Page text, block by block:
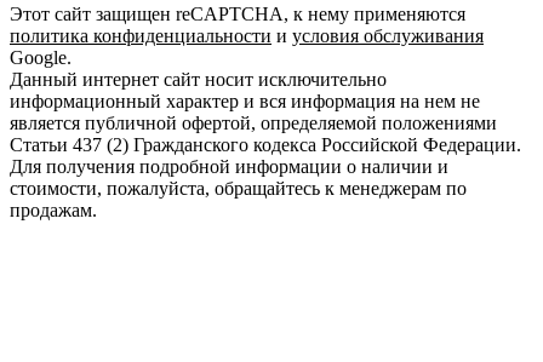
Этот сайт защищен reCAPTCHA, к нему применяются
политика конфиденциальности и условия обслуживания
Google.
Данный интернет сайт носит исключительно
информационный характер и вся информация на нем не
является публичной офертой, определяемой положениями
Статьи 437 (2) Гражданского кодекса Российской Федерации.
Для получения подробной информации о наличии и
стоимости, пожалуйста, обращайтесь к менеджерам по
продажам.